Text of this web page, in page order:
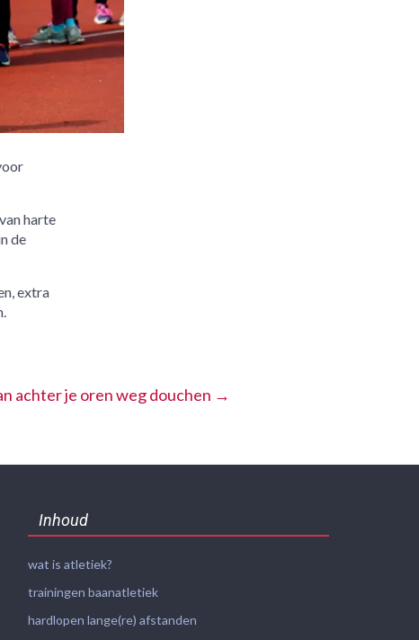
harte
de
extra
achter je oren weg douchen →
Inhoud
wat is atletiek?
trainingen baanatletiek
hardlopen lange(re) afstanden